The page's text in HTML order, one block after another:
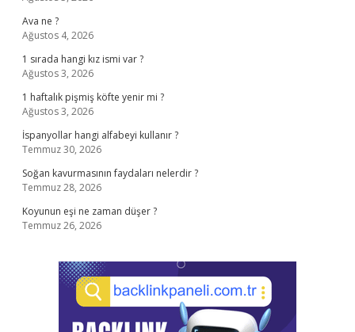
Ava ne ?
Ağustos 4, 2026
1 sırada hangi kız ismi var ?
Ağustos 3, 2026
1 haftalık pişmiş köfte yenir mi ?
Ağustos 3, 2026
İspanyollar hangi alfabeyi kullanır ?
Temmuz 30, 2026
Soğan kavurmasının faydaları nelerdir ?
Temmuz 28, 2026
Koyunun eşi ne zaman düşer ?
Temmuz 26, 2026